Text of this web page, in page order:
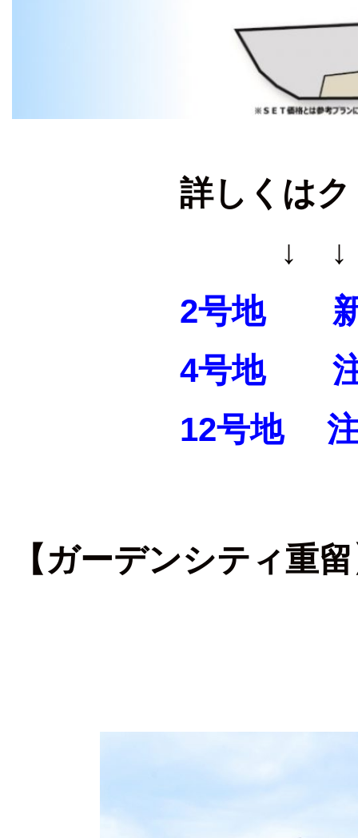
詳しくはクリッ
↓ ↓
2号地 新
4号地 注
12号地 注
【ガーデンシティ重